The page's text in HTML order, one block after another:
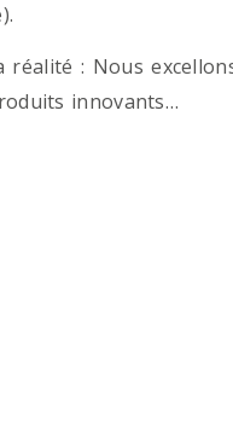
réalité : Nous
innovants…